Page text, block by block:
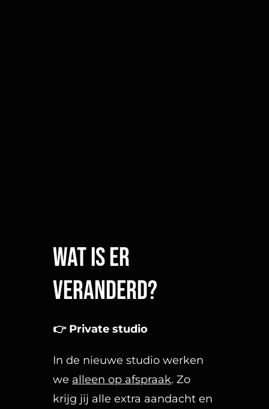
Wat is er
veranderd?
👉 Private studio
In de nieuwe studio werken
we alleen op afspraak. Zo
krijg jij alle extra aandacht en